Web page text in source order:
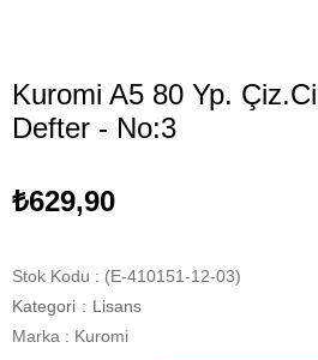
Kuromi A5 80 Yp.
Defter - No:3
₺629,90
Stok Kodu
(E-410151-12-03)
Kategori : Lisans
Marka : Kuromi